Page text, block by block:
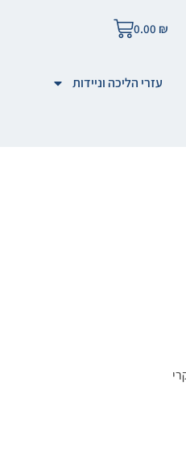
0.00 ₪
עזרי הליכה וניידות